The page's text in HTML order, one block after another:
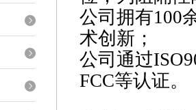
公司拥有100
术创新；
公司通过
FCC等认证。